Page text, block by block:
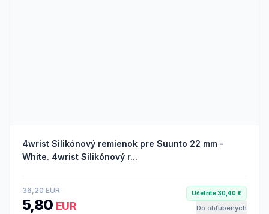
4wrist Silikónový remienok pre Suunto 22 mm -
White. 4wrist Silikónový r...
36,20 EUR
5,80 EUR
Ušetríte 30,40 €
Do obľúbených